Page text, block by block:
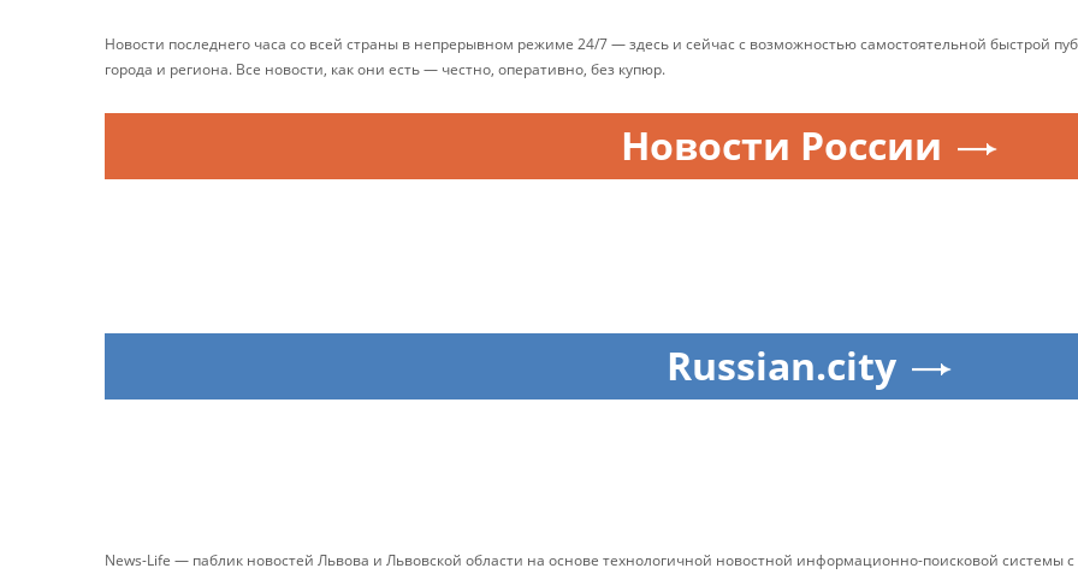
Новости последнего часа со всей страны в непрерывном режиме 24/7 — здесь и сейчас с возможностью самостоятельной быстрой
города и региона. Все новости, как они есть — честно, оперативно, без купюр.
Новости России
Russian.city
News-Life — паблик новостей Львова и Львовской области на основе технологичной новостной информационно-поисковой системы с